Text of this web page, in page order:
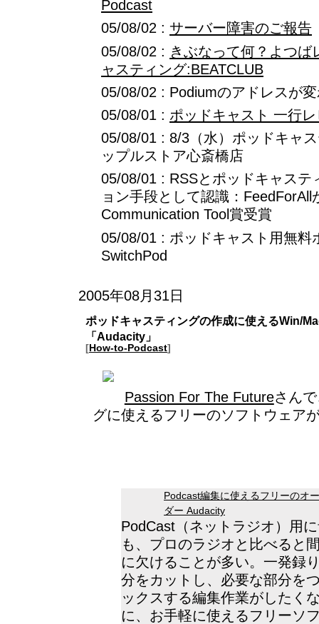
Podcast
05/08/02 : サーバー障害のご報告
05/08/02 : きぶなって何？よつば
ャスティング:BEATCLUB
05/08/02 : Podiumのアドレスが
05/08/01 : ポッドキャスト 一行
05/08/01 : 8/3（水）ポッドキャ
ップルストア心斎橋店
05/08/01 : RSSとポッドキャステ
ョン手段として認識：FeedForAll
Communication Tool賞受賞
05/08/01 : ポッドキャスト用無料
SwitchPod
2005年08月31日
ポッドキャスティングの作成に使えるWin/
「Audacity」
[How-to-Podcast]
Passion For The Futureさん
グに使えるフリーのソフトウェア
Podcast編集に使えるフリーのオ
ダー Audacity
PodCast（ネットラジオ）用
も、プロのラジオと比べると
に欠けることが多い。一発録
分をカットし、必要な部分を
ックスする編集作業がしたく
に、お手軽に使えるフリーソ